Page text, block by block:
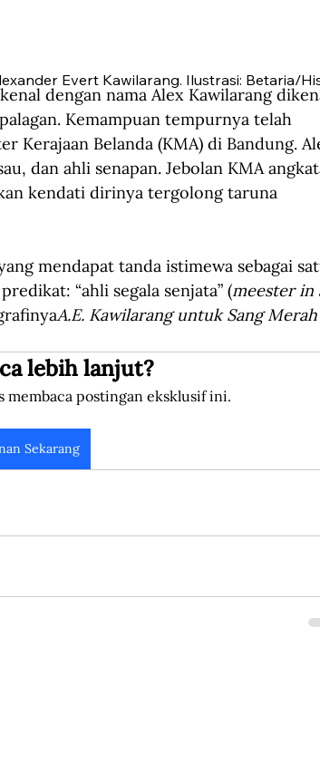
Evert Kawilarang. Ilustrasi: Betaria/
dengan nama Alex Kawilarang
Kemampuan tempurnya telah
Kerajaan Belanda (KMA) di Bandung.
dan ahli senapan. Jebolan KMA
kendati dirinya tergolong taruna
mendapat tanda istimewa sebagai
“ahli segala senjata” (meester in
A.E. Kawilarang untuk Sang Merah
lebih lanjut?
postingan eksklusif ini.
Sekarang